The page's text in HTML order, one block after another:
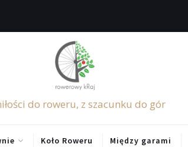
do roweru, z szacunku do gór
Koło Roweru Między garami